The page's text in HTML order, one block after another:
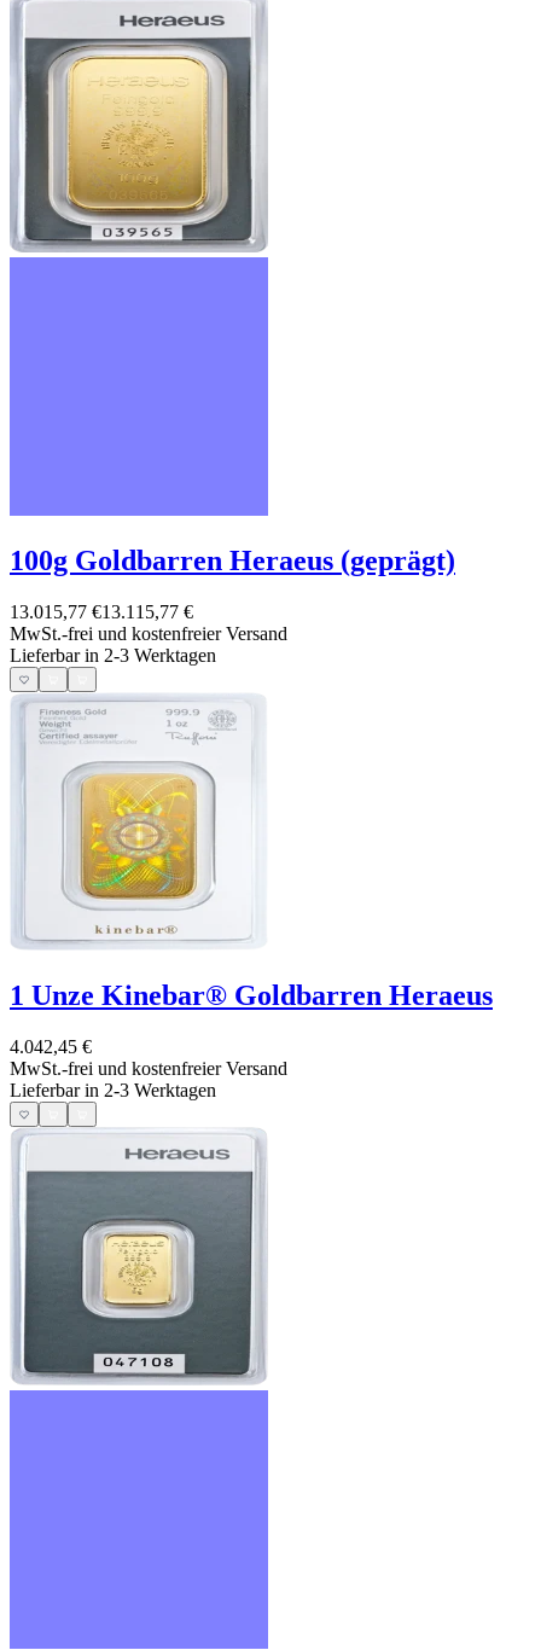
100g Goldbarren Heraeus (geprägt)
13.015,77 €13.115,77 €
MwSt.-frei und kostenfreier Versand
Lieferbar in 2-3 Werktagen
1 Unze Kinebar® Goldbarren Heraeus
4.042,45 €
MwSt.-frei und kostenfreier Versand
Lieferbar in 2-3 Werktagen